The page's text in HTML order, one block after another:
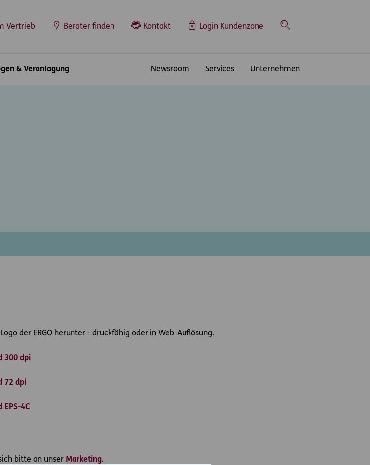
Vertrieb Berater finden Kontakt Login Kundenzone
Suche
& Veranlagung Newsroom Services Unternehmen
der ERGO herunter - druckfähig oder in Web-Auflösung.
300 dpi
72 dpi
EPS-4C
bitte an unser Marketing.